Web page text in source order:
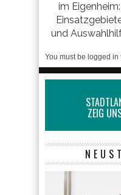
im Eigenheim:
und
You must be logged
ZEIG